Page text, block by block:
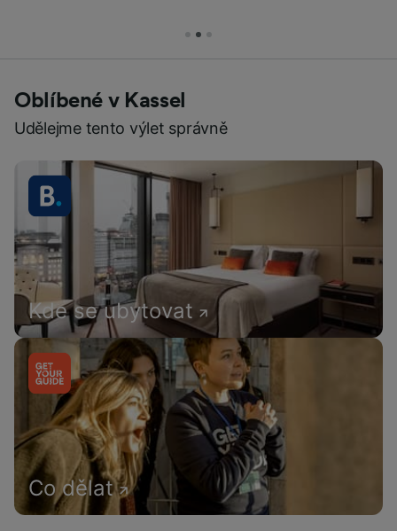
Oblíbené v Kassel
Udělejme tento výlet správně
Kde se ubytovat
Co dělat